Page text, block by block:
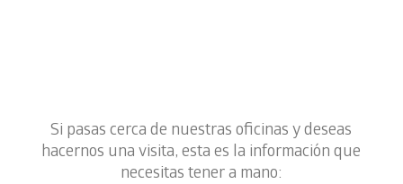
Si pasas cerca de nuestras oficinas y deseas
hacernos una visita, esta es la información que
necesitas tener a mano: